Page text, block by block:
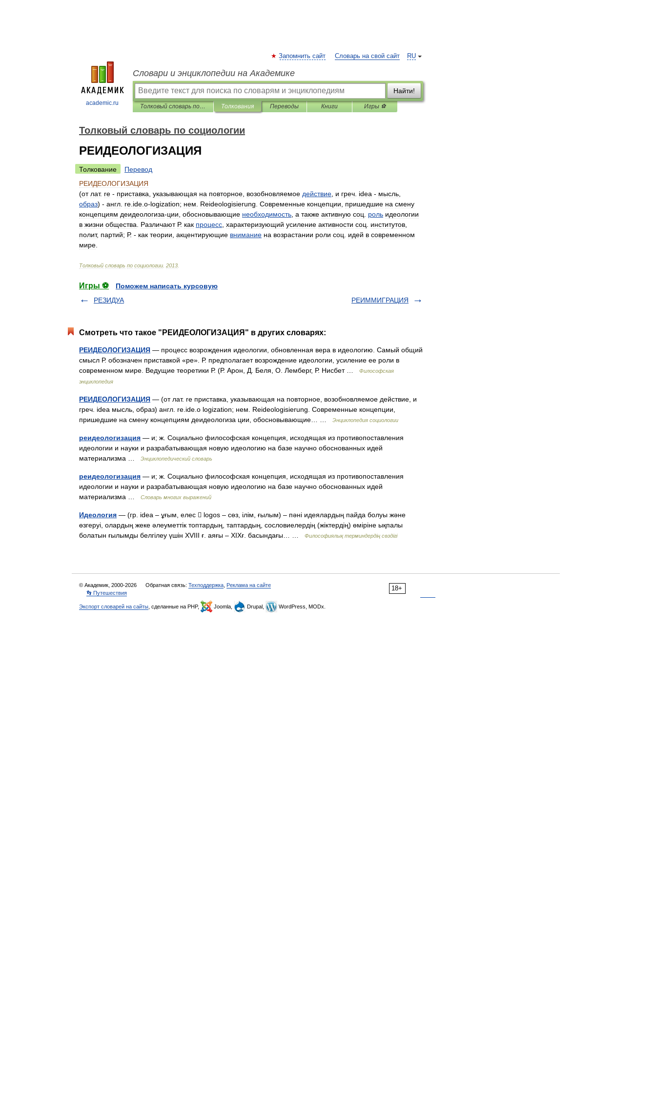
academic.ru
RU
Запомнить сайт Словарь на свой сайт
Словари и энциклопедии на Академике
Найти!
Толковый словарь по социологии Толкования Переводы Книги Игры ⚽
Толковый словарь по социологии
РЕИДЕОЛОГИЗАЦИЯ
Толкование
Перевод
РЕИДЕОЛОГИЗАЦИЯ
(от лат. re - приставка указывающая на повторное возобновляемое действие и греч idea - мысль
образ) - англ re ide o-logization; нем Reideologisierung Современные концепции пришедшие на смену
концепциям деидеологиза-ции обосновывающие необходимость а также активную соц роль идеологии
в жизни общества Различают Р. как процесс характеризующий усиление активности соц институтов
полит, партий; Р. - как теории акцентирующие внимание на возрастании роли соц идей в современном
мире
Толковый словарь по социологии 2013
Игры ⚽
Поможем написать курсовую
РЕЗИДУА
РЕИММИГРАЦИЯ
Смотреть что такое "РЕИДЕОЛОГИЗАЦИЯ" в других словарях:
РЕИДЕОЛОГИЗАЦИЯ — процесс возрождения идеологии, обновленная вера в идеологию. Самый общий
смысл Р. обозначен приставкой «ре». Р. предполагает возрождение идеологии, усиление ее роли в
современном мире. Ведущие теоретики Р. (Р. Арон, Д. Беля, О. Лемберг, Р. Нисбет …
Философская
энциклопедия
РЕИДЕОЛОГИЗАЦИЯ — (от лат. re приставка, указывающая на повторное, возобновляемое действие, и
греч. idea мысль, образ) англ. re.ide.o logization; нем. Reideologisierung. Современные концепции,
пришедшие на смену концепциям деидеологиза ции, обосновывающие… …
Энциклопедия социологии
реидеологизация — и; ж. Социально философская концепция, исходящая из противопоставления
идеологии и науки и разрабатывающая новую идеологию на базе научно обоснованных идей
материализма …
Энциклопедический словарь
реидеологизация — и; ж. Социально философская концепция, исходящая из противопоставления
идеологии и науки и разрабатывающая новую идеологию на базе научно обоснованных идей
материализма …
Словарь многих выражений
Идеология — (гр. idea – ұғым, елес  logos – сөз, ілім, ғылым) – пәні идеялардың пайда болуы және
өзгеруі, олардың жеке әлеуметтік топтардың, таптардың, сословиелердің (жіктердің) өміріне ықпалы
болатын ғылымды белгілеу үшін ХVІІІ ғ. аяғы – ХІХғ. басындағы… …
Философиялық терминдердің сөздігі
18+
© Академик, 2000-2026 Обратная связь: Техподдержка Реклама на сайте
👣 Путешествия
Экспорт словарей на сайты , сделанные на PHP, Joomla, Drupal, WordPress, MODx.